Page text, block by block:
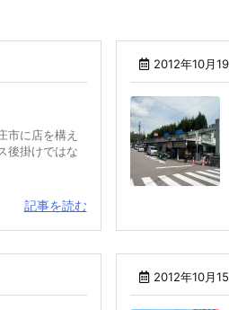
市に店を構え
後掛けではな
記事を読む
2012年10月
2012年10月